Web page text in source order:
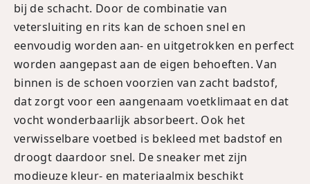
bij de schacht. Door de combinatie van
vetersluiting en rits kan de schoen snel en
eenvoudig worden aan- en uitgetrokken en perfect
worden aangepast aan de eigen behoeften. Van
binnen is de schoen voorzien van zacht badstof,
dat zorgt voor een aangenaam voetklimaat en dat
vocht wonderbaarlijk absorbeert. Ook het
verwisselbare voetbed is bekleed met badstof en
droogt daardoor snel. De sneaker met zijn
modieuze kleur- en materiaalmix beschikt